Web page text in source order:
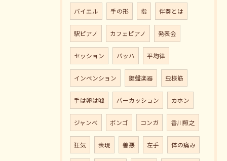
バイエル 手の形 指 伴奏とは
駅ピアノ カフェピアノ 発表会
セッション バッハ 平均律
インベンション 鍵盤楽器 虫様筋
手は卵は嘘 パーカッション カホン
ジャンべ ボンゴ コンガ 香川照之
狂気 表現 善悪 左手 体の痛み